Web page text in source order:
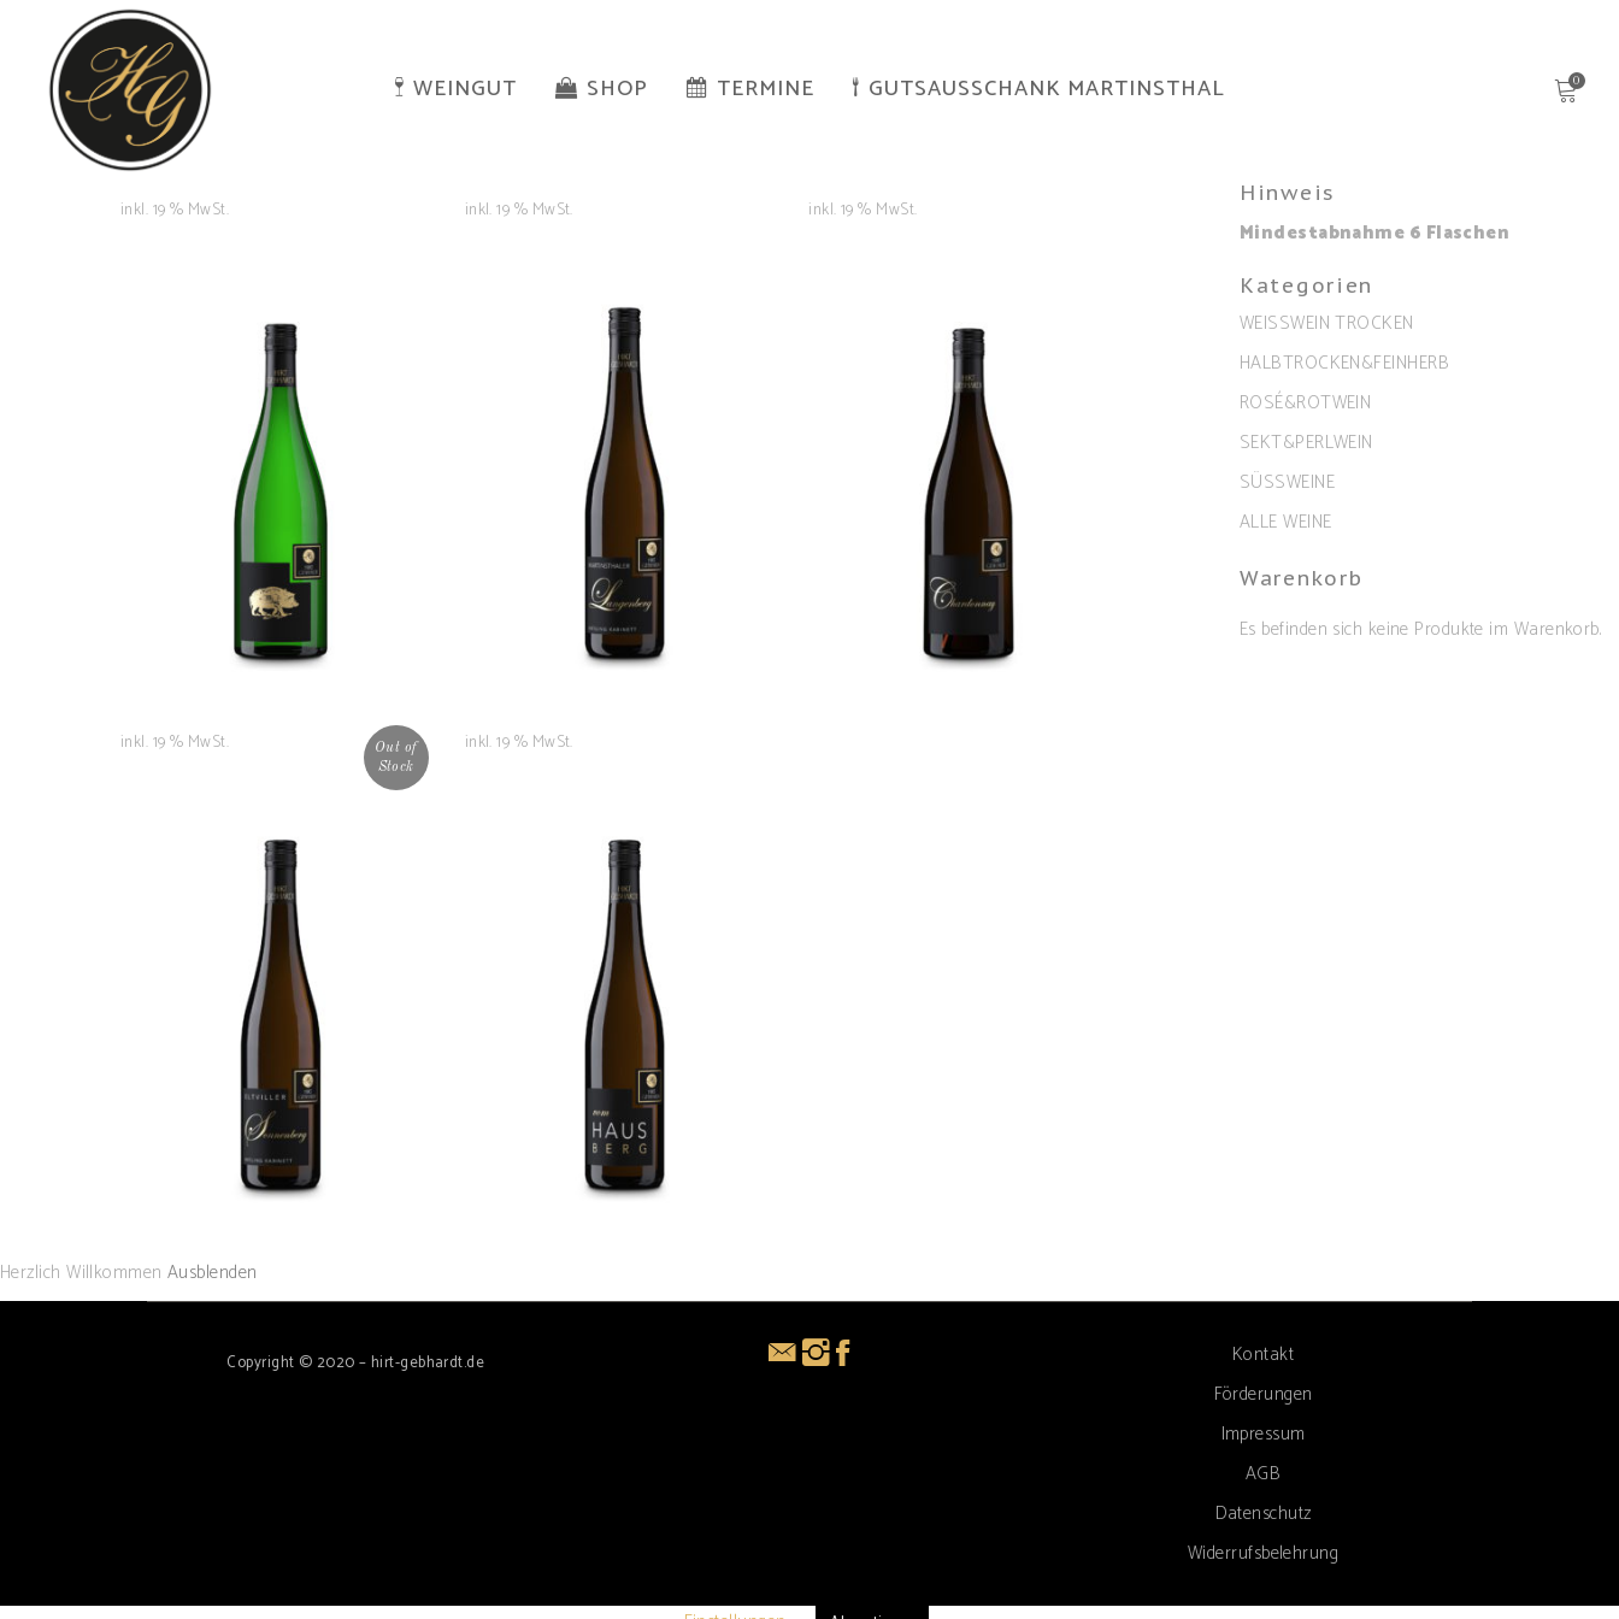
WEINGUT SHOP TERMINE GUTSAUSSCHANK MARTINSTHAL 0
inkl. 19 % MwSt.
Martinsthaler
Wildsau
5,50 €
IN DEN
WARENKORB
inkl. 19 % MwSt.
Martinsthaler
Langenberg
7,00 €
IN DEN
WARENKORB
inkl. 19 % MwSt.
Chardonnay
8,00 €
IN DEN
WARENKORB
inkl. 19 % MwSt.
Out of
Stock
Eltviller Sonnenberg
6,20€
WEITERLESEN
inkl. 19 % MwSt.
Vom Hausberg
7,00 €
IN DEN
WARENKORB
Hinweis
Mindestabnahme 6 Flaschen
Kategorien
WEISSWEIN TROCKEN
HALBTROCKEN&FEINHERB
ROSÉ&ROTWEIN
SEKT&PERLWEIN
SÜSSWEINE
ALLE WEINE
Warenkorb
Es befinden sich keine Produkte im Warenkorb.
Herzlich Willkommen Ausblenden
Copyright © 2020 – hirt-gebhardt.de
Kontakt
Förderungen
Impressum
AGB
Datenschutz
Widerrufsbelehrung